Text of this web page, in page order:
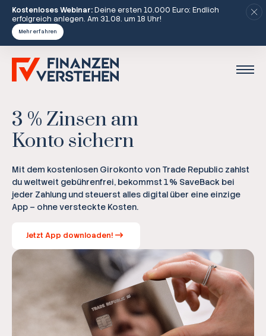
Kostenloses Webinar:Deine ersten 10.000 Euro: Endlich
erfolgreich anlegen. Am 31.08. um 18 Uhr!
Mehr erfahren
3 % Zinsen am
Konto sichern
Mit dem kostenlosen Girokonto von Trade Republic zahlst
du weltweit gebührenfrei, bekommst 1 % SaveBack bei
jeder Zahlung und steuerst alles digital über eine einzige
App – ohne versteckte Kosten.
Jetzt App downloaden!